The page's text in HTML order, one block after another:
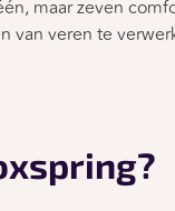
maar zeven
van veren te